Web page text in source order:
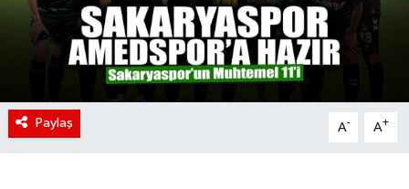
Paylaş A- A+